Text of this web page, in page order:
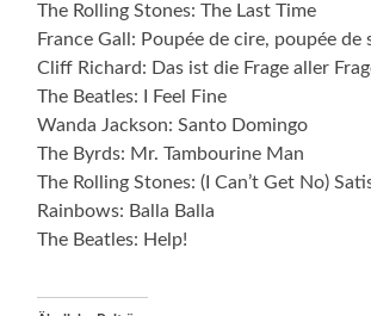
The Rolling Stones: The Last Time
France Gall: Poupée de cire, poupée de
Cliff Richard: Das ist die Frage aller
The Beatles: I Feel Fine
Wanda Jackson: Santo Domingo
The Byrds: Mr. Tambourine Man
The Rolling Stones: (I Can’t Get No)
Rainbows: Balla Balla
The Beatles: Help!